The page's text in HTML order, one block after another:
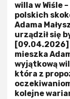
willa w Wiśle
polskich
Adama
urządził się
[09.04.2026]
mieszka
wyjątkową
która z
kolejne